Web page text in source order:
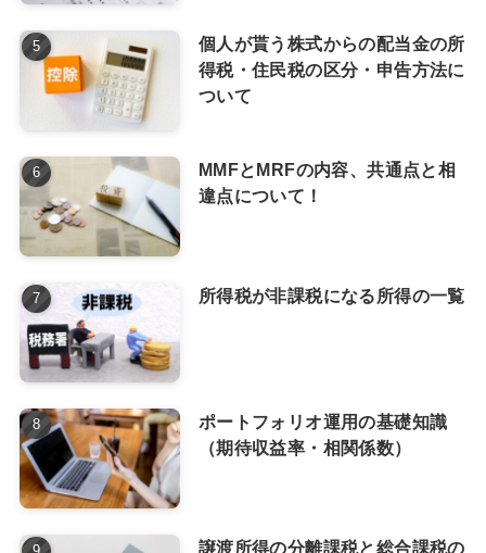
個人が貰う株式からの配当金の所
得税・住民税の区分・申告方法に
ついて
MMFとMRFの内容、共通点と相
違点について！
所得税が非課税になる所得の一覧
ポートフォリオ運用の基礎知識
（期待収益率・相関係数）
譲渡所得の分離課税と総合課税の